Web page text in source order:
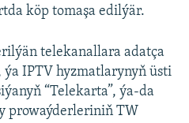
köp tomaşa edilýär.
telekanallara adatça
IPTV hyzmatlarynyň üsti
“Telekarta”, ýa-da
prowaýderleriniň TW